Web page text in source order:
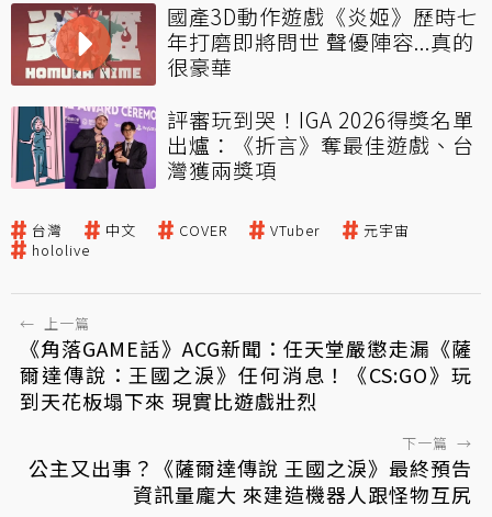
國產3D動作遊戲《炎姬》歷時七
年打磨即將問世 聲優陣容...真的
很豪華
評審玩到哭！IGA 2026得獎名單
出爐：《折言》奪最佳遊戲、台
灣獲兩獎項
台灣 中文 COVER VTuber
元宇宙
hololive
← 上一篇
《角落GAME話》ACG新聞：任天堂嚴懲走漏《​​薩
爾達傳說：王國之淚》任何消息！《CS:GO》玩
到天花板塌下來 現實比遊戲壯烈
下一篇 →
公主又出事？《薩爾達傳說 王國之淚》最終預告
資訊量龐大 來建造機器人跟怪物互尻